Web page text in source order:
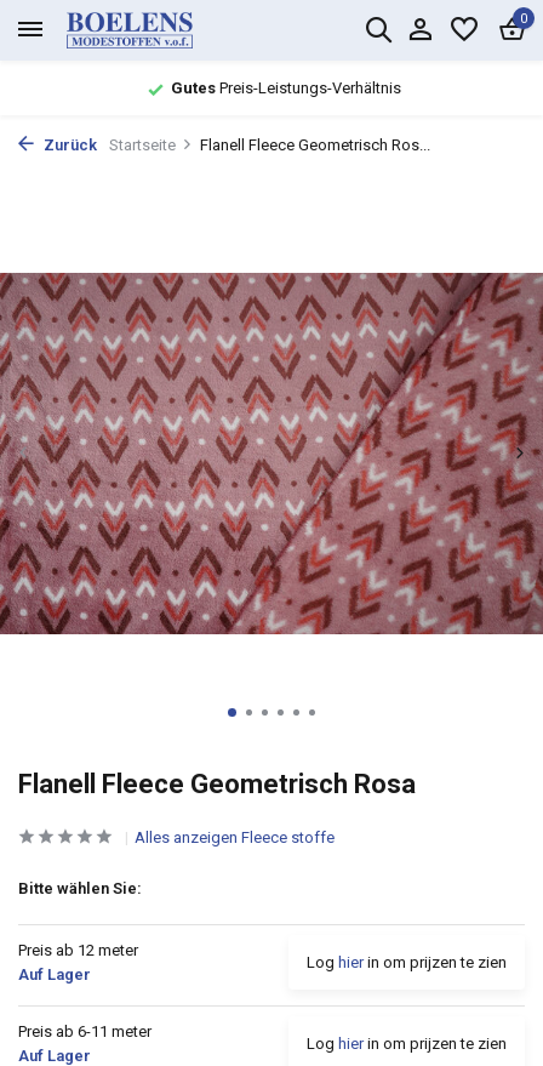
0
GutesPreis-Leistungs-Verhältnis
Zurück Startseite Flanell Fleece Geometrisch Ros...
Flanell Fleece Geometrisch Rosa
Alles anzeigen Fleece stoffe
Bitte wählen Sie:
Preis ab 12 meter
Auf Lager
Log hierin om prijzen te zien
Preis ab 6-11 meter
Auf Lager
Log hierin om prijzen te zien